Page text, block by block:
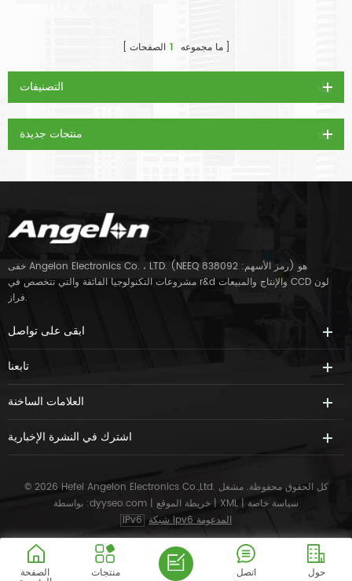
ما مجموعه 1 الصفحات
التصنيفات
منتجات جديدة
خفى Angelon Electronics Co. ، LTD. (NEEQ رمز الأسهم: 838092) هو
مشروعات التكنولوجيا الفائقة والتي تتخصص في r&d والإنتاج والمبيعات CCD لون
فراز.
ابقى على تواصل
تابعنا
العلامات الساخنة
اشترك في النشرة الإخبارية
© 2026 Hefei Angelon Electronics Co.,Ltd. كل الحقوق محفوظة.مشغل
بواسطة :dyyseo.com | خريطة الموقع | XML | سياسة خاصة
IPv6
شبكة ipv6 المدعومة
الصفحة منتجات حول اتصل